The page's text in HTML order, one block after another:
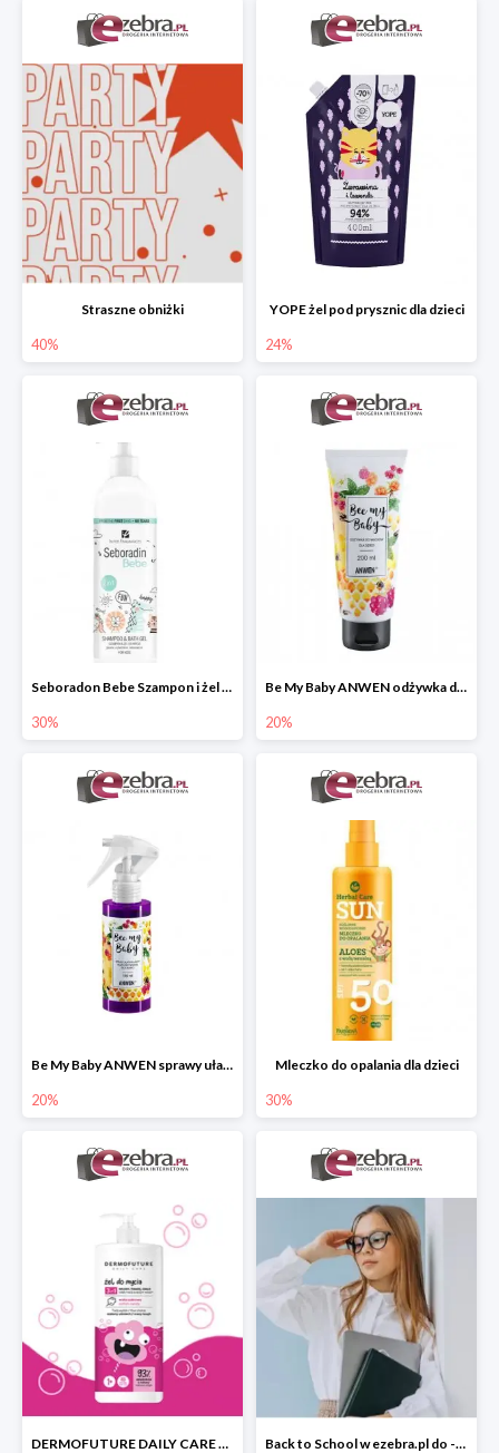
Straszne obniżki
40%
YOPE żel pod prysznic dla dzieci
24%
Seboradon Bebe Szampon i żel do mycia 2w1
30%
Be My Baby ANWEN odżywka do włosów dla dzieci
20%
Be My Baby ANWEN sprawy ułatwiający rozczesywanie
20%
Mleczko do opalania dla dzieci
30%
DERMOFUTURE DAILY CARE żel do mycia 3w1 dla dzieci Back to School w ezebra.pl do -30%